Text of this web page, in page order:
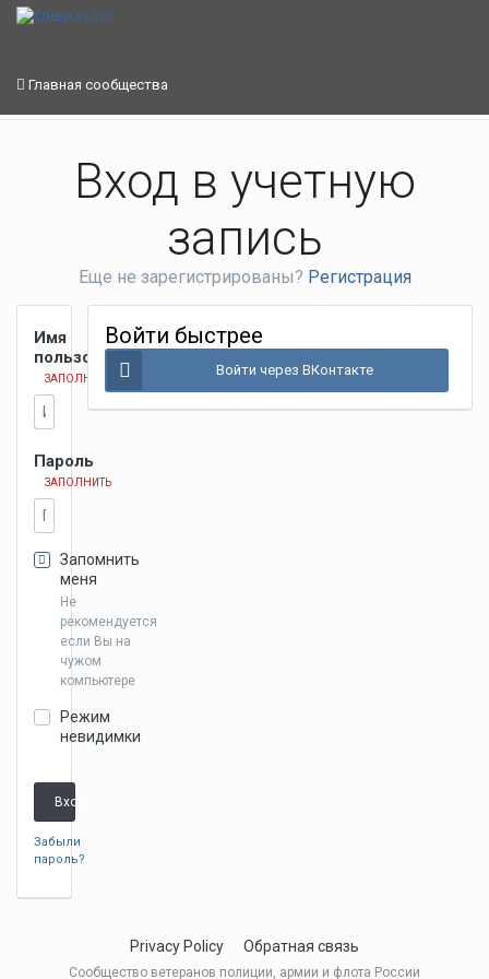
Главная сообщества
Вход в учетную
запись
Еще не зарегистрированы? Регистрация
Имя
пользователя
ЗАПОЛНИТЬ
Пароль
ЗАПОЛНИТЬ
Запомнить
меня
Не
рекомендуется
если Вы на
чужом
компьютере
Режим
невидимки
Вход
Забыли
пароль?
Войти быстрее
Войти через ВКонтакте
Privacy Policy Обратная связь
Сообщество ветеранов полиции, армии и флота России